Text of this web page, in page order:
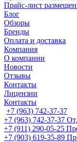
Прайс-лист
Блог
Обзоры
Бренды
Оплата и доставка
Компания
О компании
Новости
Отзывы
Контакты
Лицензии
Контакты
+7 (963) 742-37-37
+7 (963) 742-37-37
+7 (911) 290-05-25
+7 (903) 619-35-89